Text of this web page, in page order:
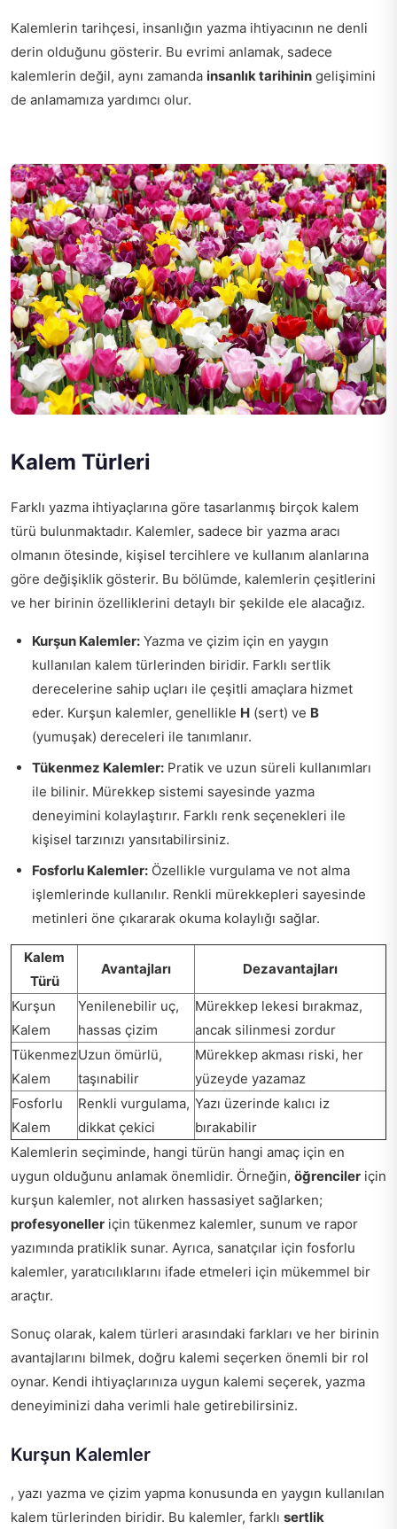
Kalemlerin tarihçesi, insanlığın yazma ihtiyacının ne denli
derin olduğunu gösterir. Bu evrimi anlamak, sadece
kalemlerin değil, aynı zamanda insanlık tarihinin gelişimini
de anlamamıza yardımcı olur.
Kalem Türleri
Farklı yazma ihtiyaçlarına göre tasarlanmış birçok kalem
türü bulunmaktadır. Kalemler, sadece bir yazma aracı
olmanın ötesinde, kişisel tercihlere ve kullanım alanlarına
göre değişiklik gösterir. Bu bölümde, kalemlerin çeşitlerini
ve her birinin özelliklerini detaylı bir şekilde ele alacağız.
Kurşun Kalemler: Yazma ve çizim için en yaygın
kullanılan kalem türlerinden biridir. Farklı sertlik
derecelerine sahip uçları ile çeşitli amaçlara hizmet
eder. Kurşun kalemler, genellikle H (sert) ve B
(yumuşak) dereceleri ile tanımlanır.
Tükenmez Kalemler: Pratik ve uzun süreli kullanımları
ile bilinir. Mürekkep sistemi sayesinde yazma
deneyimini kolaylaştırır. Farklı renk seçenekleri ile
kişisel tarzınızı yansıtabilirsiniz.
Fosforlu Kalemler: Özellikle vurgulama ve not alma
işlemlerinde kullanılır. Renkli mürekkepleri sayesinde
metinleri öne çıkararak okuma kolaylığı sağlar.
Kalem
Türü
Avantajları Dezavantajları
Kurşun
Kalem
Yenilenebilir uç,
hassas çizim
Mürekkep lekesi bırakmaz,
ancak silinmesi zordur
Tükenmez
Kalem
Uzun ömürlü,
taşınabilir
Mürekkep akması riski, her
yüzeyde yazamaz
Fosforlu
Kalem
Renkli vurgulama,
dikkat çekici
Yazı üzerinde kalıcı iz
bırakabilir
Kalemlerin seçiminde, hangi türün hangi amaç için en
uygun olduğunu anlamak önemlidir. Örneğin, öğrenciler için
kurşun kalemler, not alırken hassasiyet sağlarken;
profesyoneller için tükenmez kalemler, sunum ve rapor
yazımında pratiklik sunar. Ayrıca, sanatçılar için fosforlu
kalemler, yaratıcılıklarını ifade etmeleri için mükemmel bir
araçtır.
Sonuç olarak, kalem türleri arasındaki farkları ve her birinin
avantajlarını bilmek, doğru kalemi seçerken önemli bir rol
oynar. Kendi ihtiyaçlarınıza uygun kalemi seçerek, yazma
deneyiminizi daha verimli hale getirebilirsiniz.
Kurşun Kalemler
, yazı yazma ve çizim yapma konusunda en yaygın kullanılan
kalem türlerinden biridir. Bu kalemler, farklı sertlik